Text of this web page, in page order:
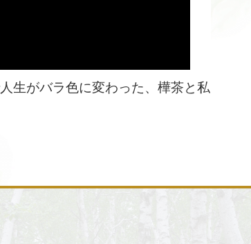
生がバラ色に変わった、樺茶と私